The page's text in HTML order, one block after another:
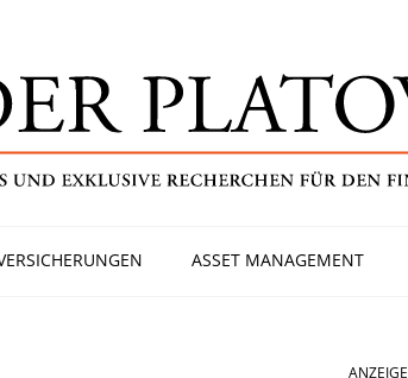
ASSET MANAGEMENT
ANZEIGE